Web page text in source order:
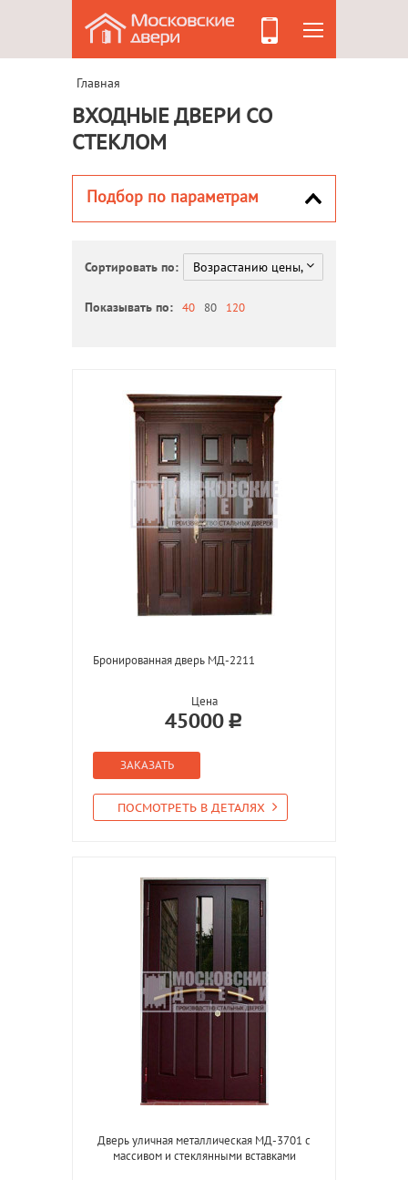
Главная
ВХОДНЫЕ ДВЕРИ СО
СТЕКЛОМ
Подбор по параметрам
Сортировать по:
Показывать по: 40 80 120
Бронированная дверь МД-2211
Цена
45000
ЗАКАЗАТЬ
ПОСМОТРЕТЬ В ДЕТАЛЯХ
Дверь уличная металлическая МД-3701 с
массивом и стеклянными вставками